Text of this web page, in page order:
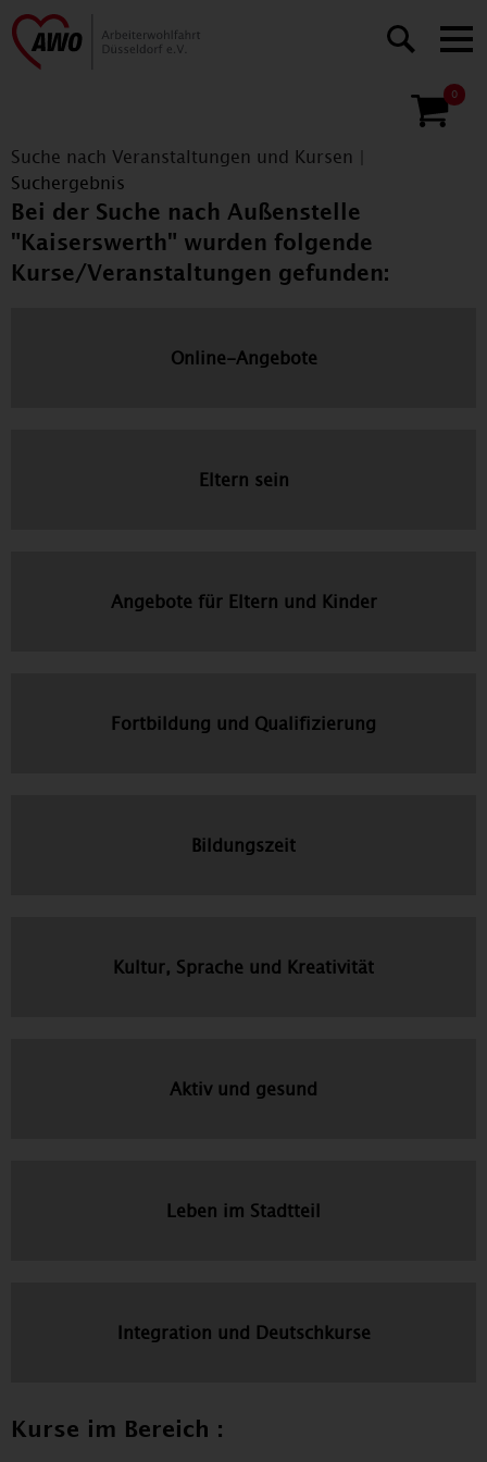
0
Suche nach Veranstaltungen und Kursen
Suchergebnis
Bei der Suche nach Außenstelle
"Kaiserswerth" wurden folgende
Kurse/Veranstaltungen gefunden:
Online-Angebote
Eltern sein
Angebote für Eltern und Kinder
Fortbildung und Qualifizierung
Bildungszeit
Kultur, Sprache und Kreativität
Aktiv und gesund
Leben im Stadtteil
Integration und Deutschkurse
Kurse im Bereich :